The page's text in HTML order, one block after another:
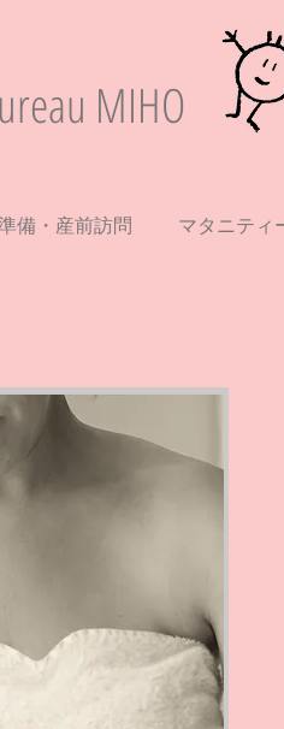
MIHO
備・産前訪問 マタニティ